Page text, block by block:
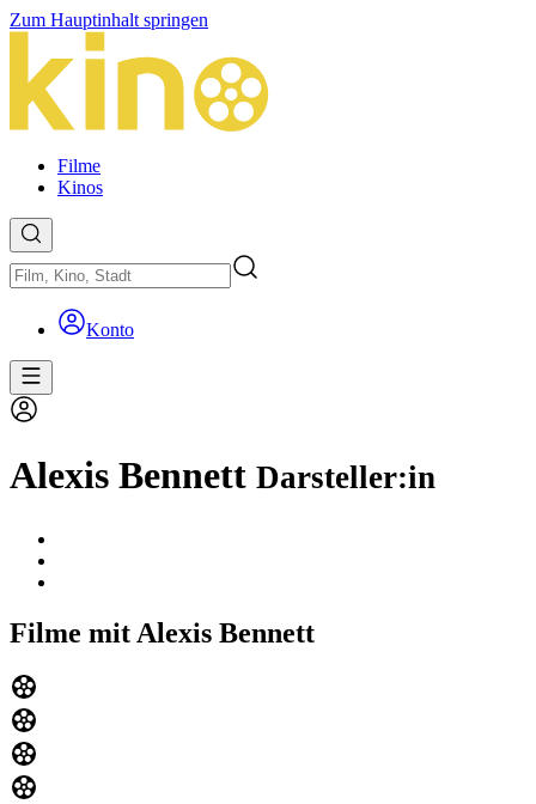
Zum Hauptinhalt springen
Filme
Kinos
Konto
Alexis Bennett Darsteller:in
Filme mit Alexis Bennett